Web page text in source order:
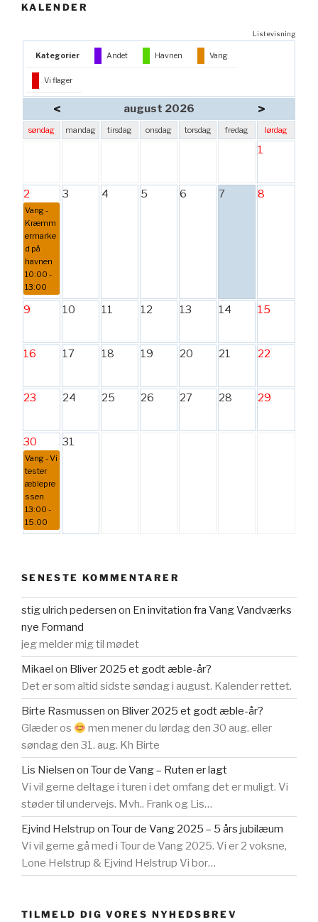
KALENDER
Listevisning
Kategorier Andet Havnen Vang
Vi flager
< august 2026 >
søndag mandag tirsdag onsdag torsdag fredag lørdag
1
2
Vang -
Kræmm
ermarke
d på
havnen
10:00 -
13:00
3 4 5 6 7 8
9 10 11 12 13 14 15
16 17 18 19 20 21 22
23 24 25 26 27 28 29
30
Vang - Vi
tester
æblepre
ssen
13:00 -
15:00
31
SENESTE KOMMENTARER
stig ulrich pedersen on En invitation fra Vang Vandværks
nye Formand
jeg melder mig til mødet
Mikael on Bliver 2025 et godt æble-år?
Det er som altid sidste søndag i august. Kalender rettet.
Birte Rasmussen on Bliver 2025 et godt æble-år?
Glæder os
men mener du lørdag den 30 aug. eller
søndag den 31. aug. Kh Birte
Lis Nielsen on Tour de Vang – Ruten er lagt
Vi vil gerne deltage i turen i det omfang det er muligt. Vi
støder til undervejs. Mvh.. Frank og Lis…
Ejvind Helstrup on Tour de Vang 2025 – 5 års jubilæum
Vi vil gerne gå med i Tour de Vang 2025. Vi er 2 voksne,
Lone Helstrup & Ejvind Helstrup Vi bor…
TILMELD DIG VORES NYHEDSBREV